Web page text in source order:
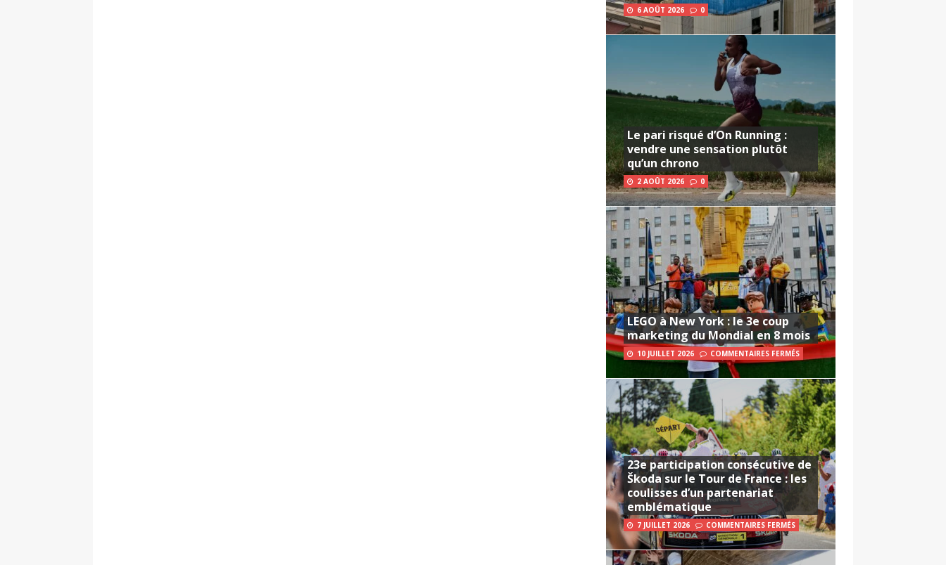
6 AOÛT 2026 0
Le pari risqué d’On Running :
vendre une sensation plutôt
qu’un chrono
2 AOÛT 2026 0
LEGO à New York : le 3e coup
marketing du Mondial en 8 mois
10 JUILLET 2026 COMMENTAIRES FERMÉS
23e participation consécutive de
Škoda sur le Tour de France : les
coulisses d’un partenariat
emblématique
7 JUILLET 2026 COMMENTAIRES FERMÉS